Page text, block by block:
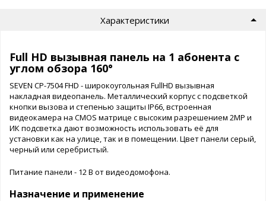
Характеристики
Full HD вызывная панель на 1 абонента с
углом обзора 160°
SEVEN CP-7504 FHD - широкоугольная FullHD вызывная
накладная видеопанель. Металлический корпус с подсветкой
кнопки вызова и степенью защиты IP66, встроенная
видеокамера на CMOS матрице с высоким разрешением 2МР и
ИК подсветка дают возможность использовать её для
установки как на улице, так и в помещении. Цвет панели серый,
черный или серебристый.
Питание панели - 12 В от видеодомофона.
Назначение и применение